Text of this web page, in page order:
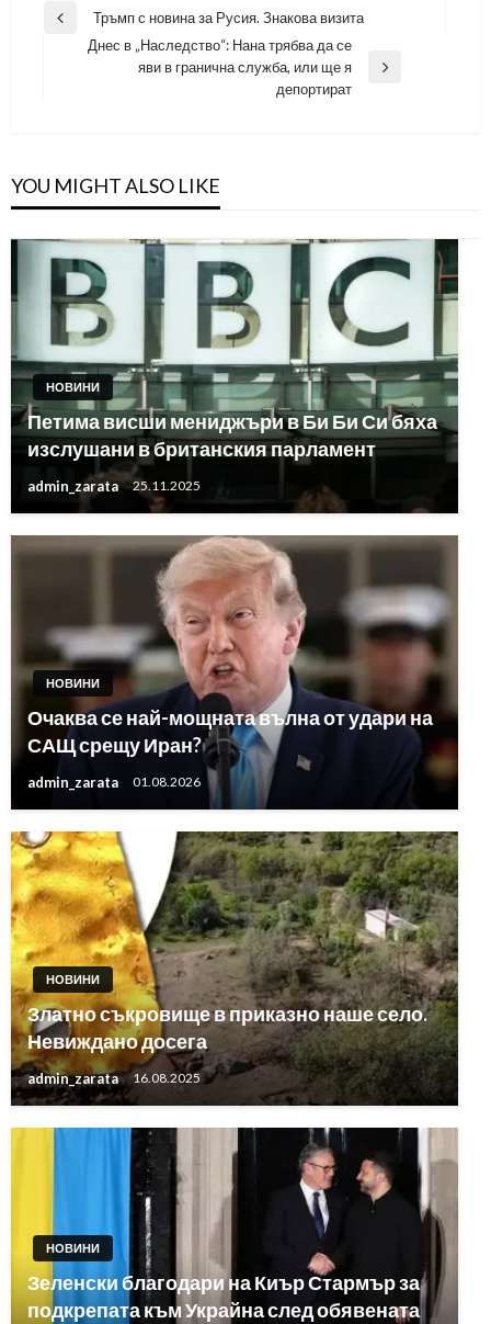
Навигация
Previous
Тръмп с новина за Русия. Знакова визита
Днес в „Наследство“: Нана трябва да се
яви в гранична служба, или ще я
депортират
YOU MIGHT ALSO LIKE
НОВИНИ
Петима висши мениджъри в Би Би Си бяха
изслушани в британския парламент
admin_zarata 25.11.2025
НОВИНИ
Очаква се най-мощната вълна от удари на
САЩ срещу Иран?
admin_zarata 01.08.2026
НОВИНИ
Златно съкровище в приказно наше село.
Невиждано досега
admin_zarata 16.08.2025
НОВИНИ
Зеленски благодари на Киър Стармър за
подкрепата към Украйна след обявената